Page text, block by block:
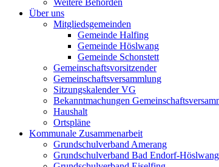
Weitere Behörden
Über uns
Mitgliedsgemeinden
Gemeinde Halfing
Gemeinde Höslwang
Gemeinde Schonstett
Gemeinschaftsvorsitzender
Gemeinschaftsversammlung
Sitzungskalender VG
Bekanntmachungen
Haushalt
Ortspläne
Kommunale Zusammenarbeit
Grundschulverband Amerang
Grundschulverband Bad Endorf-Höslwang